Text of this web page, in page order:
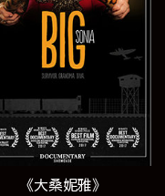
《大桑妮雅》